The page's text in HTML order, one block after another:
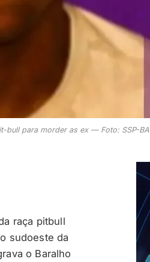
bull para morder as ex — Foto: SSP-BA
raça pitbull
sudoeste da
o Baralho